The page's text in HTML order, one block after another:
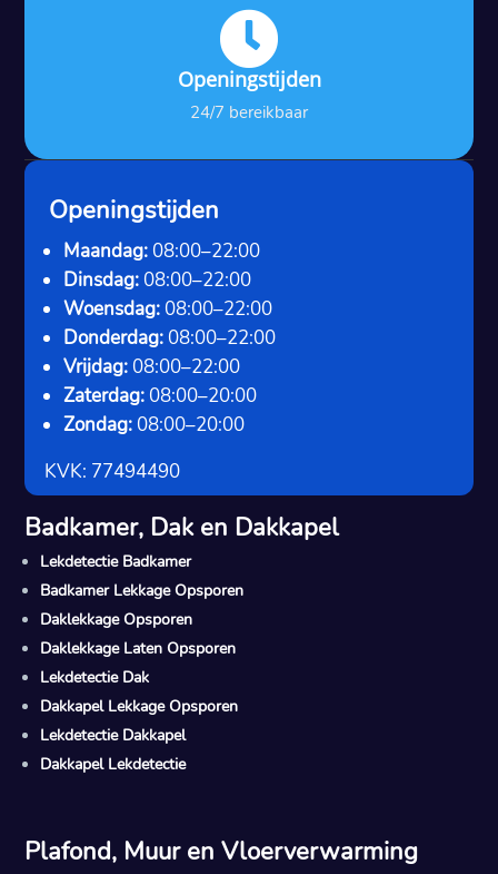

Openingstijden
24/7 bereikbaar
Openingstijden
Maandag: 08:00–22:00
Dinsdag: 08:00–22:00
Woensdag: 08:00–22:00
Donderdag: 08:00–22:00
Vrijdag: 08:00–22:00
Zaterdag: 08:00–20:00
Zondag: 08:00–20:00
KVK: 77494490
Badkamer, Dak en Dakkapel
Lekdetectie Badkamer
Badkamer Lekkage Opsporen
Daklekkage Opsporen
Daklekkage Laten Opsporen
Lekdetectie Dak
Dakkapel Lekkage Opsporen
Lekdetectie Dakkapel
Dakkapel Lekdetectie
Plafond, Muur en Vloerverwarming